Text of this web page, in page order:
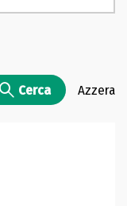
Cerca Azzera